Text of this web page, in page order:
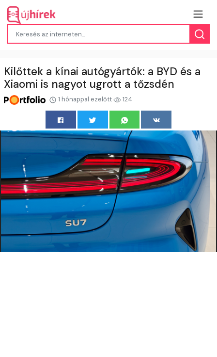
Kilőttek a kínai autógyártók: a BYD és a
Xiaomi is nagyot ugrott a tőzsdén
1 hónappal ezelőtt 124